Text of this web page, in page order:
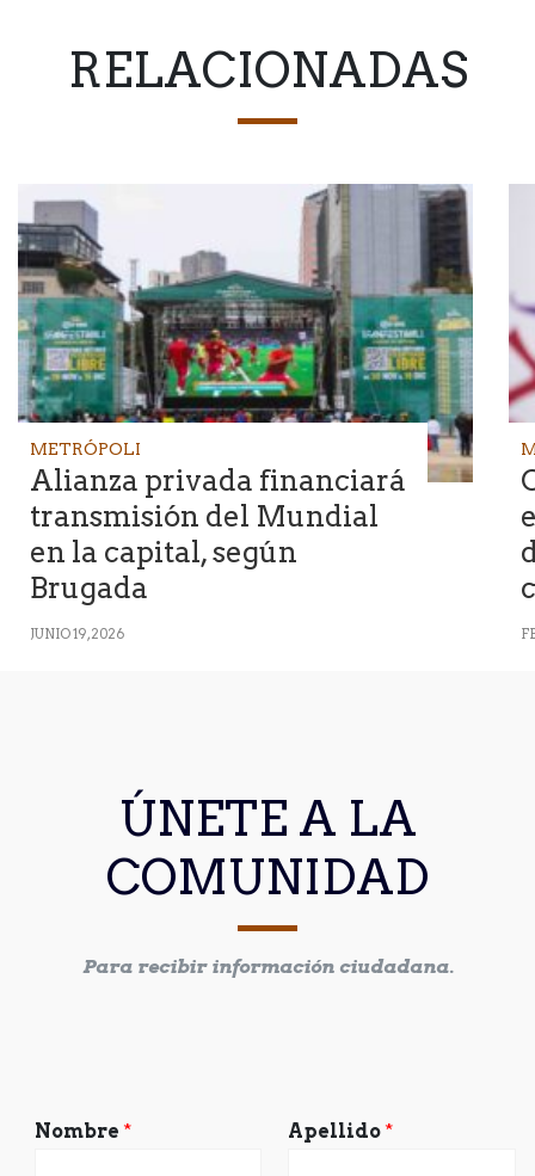
RELACIONADAS
METRÓPOLI
Alianza privada financiará
transmisión del Mundial
en la capital, según
Brugada
JUNIO 19, 2026
ÚNETE A LA
COMUNIDAD
Para recibir información ciudadana.
Nombre * Apellido *